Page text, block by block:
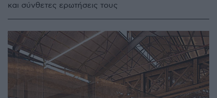
και σύνθετες ερωτήσεις τους